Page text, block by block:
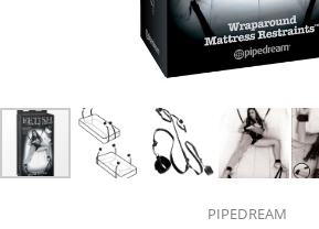
PIPEDREAM